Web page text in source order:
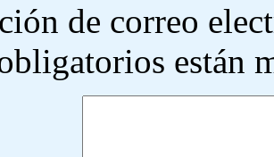
de correo
están